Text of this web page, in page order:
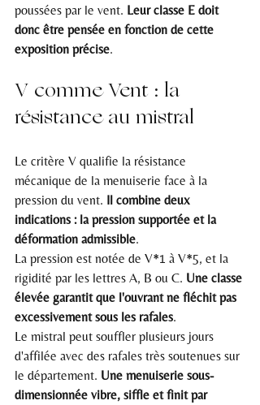
poussées par le vent. Leur classe E doit
donc être pensée en fonction de cette
exposition précise.
V comme Vent : la
résistance au mistral
Le critère V qualifie la résistance
mécanique de la menuiserie face à la
pression du vent. Il combine deux
indications : la pression supportée et la
déformation admissible.
La pression est notée de V*1 à V*5, et la
rigidité par les lettres A, B ou C. Une classe
élevée garantit que l'ouvrant ne fléchit pas
excessivement sous les rafales.
Le mistral peut souffler plusieurs jours
d'affilée avec des rafales très soutenues sur
le département. Une menuiserie sous-
dimensionnée vibre, siffle et finit par